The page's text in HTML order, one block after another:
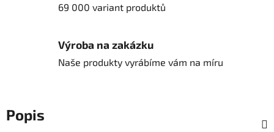
69 000 variant produktů
Výroba na zakázku
Naše produkty vyrábíme vám na míru
Popis